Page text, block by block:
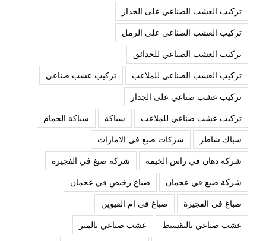
تركيب العشب الصناعي على الجدار
تركيب العشب الصناعي على الرمل
تركيب العشب الصناعي للحدائق
تركيب العشب الصناعي للملاعب
تركيب عشب صناعي
تركيب عشب صناعي على الجدار
تركيب عشب صناعي للملاعب
سباكة
سباكة الحمام
سباك شاطر
شركات صبغ في الامارات
شركة دهان في راس الخيمة
شركة صبغ في الفجيرة
شركة صبغ في عجمان
صباغ رخيص في عجمان
صباغ في الفجيرة
صباغ في ام القيوين
عشب صناعي بالتقسيط
عشب صناعي بالمتر